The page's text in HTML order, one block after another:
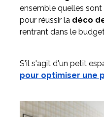
ensemble quelles
pour réussir la déco
rentrant dans le
S'il s'agit d'un petit
pour optimiser une